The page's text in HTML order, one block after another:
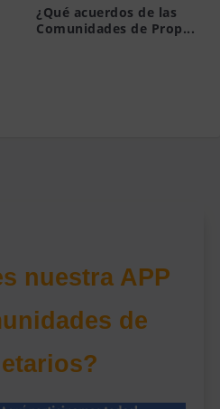
¿Qué acuerdos de las
Comunidades de Prop...
nuestra APP
de